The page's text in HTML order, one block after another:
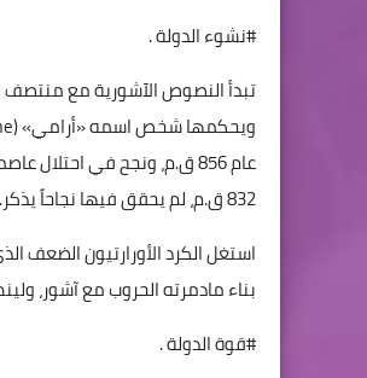
#نشوء الدولة .
عام 856 ق.م، ونجح في
832 ق.م، لم يحقق فيها نجاحاً يذكر.
استغل الكرد الأورارتيون الضعف
بناء مادمرته الحروب مع آشور،
#قوة الدولة .